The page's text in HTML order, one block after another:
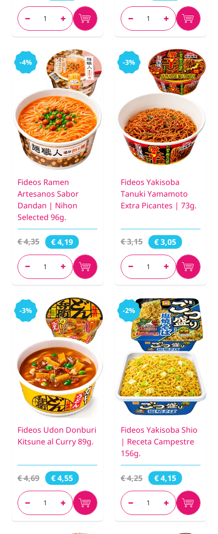
-4%
Fideos Ramen
Artesanos Sabor
Dandan | Nihon
Selected 96g.
€ 4,35 € 4,19
-3%
Fideos Yakisoba
Tanuki Yamamoto
Extra Picantes | 73g.
€ 3,15 € 3,05
-3%
Fideos Udon Donburi
Kitsune al Curry 89g.
€ 4,69 € 4,55
-2%
Fideos Yakisoba Shio
| Receta Campestre
156g.
€ 4,25 € 4,15